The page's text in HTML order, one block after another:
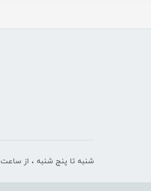
شنبه تا پنج شنبه ، از ساعت 9 الی 17 پاسخگوی شما هستیم